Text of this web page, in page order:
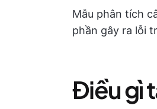
Mẫu phân tích
phần gây ra lỗi
Điều gì